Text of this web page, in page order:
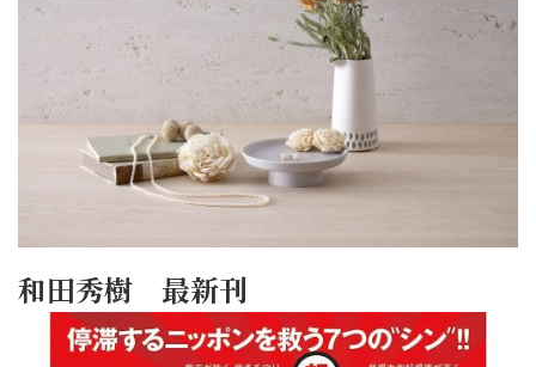
和田秀樹 最新刊